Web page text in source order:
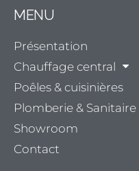
MENU
Présentation
Chauffage central
Poêles & cuisinières
Plomberie & Sanitaire
Showroom
Contact